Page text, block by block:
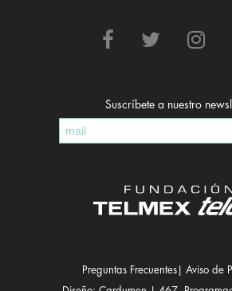
Suscríbete a nuestro
Preguntas Frecuentes| Aviso de